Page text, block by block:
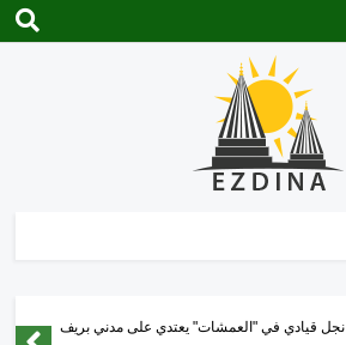
نجل قيادي في "العمشات" يعتدي على مدني بريف